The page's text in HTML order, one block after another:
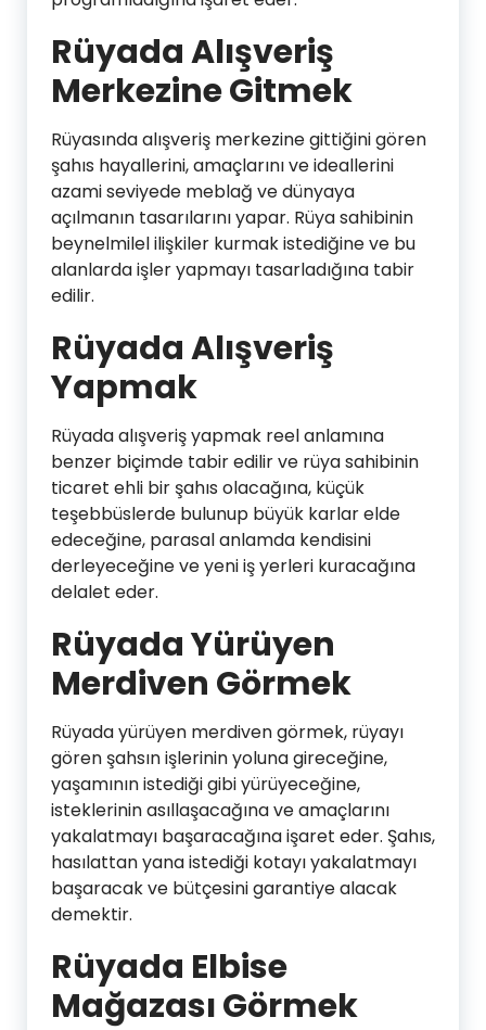
Rüyada Alışveriş
Merkezine Gitmek
Rüyasında alışveriş merkezine gittiğini gören
şahıs hayallerini, amaçlarını ve ideallerini
azami seviyede meblağ ve dünyaya
açılmanın tasarılarını yapar. Rüya sahibinin
beynelmilel ilişkiler kurmak istediğine ve bu
alanlarda işler yapmayı tasarladığına tabir
edilir.
Rüyada Alışveriş
Yapmak
Rüyada alışveriş yapmak reel anlamına
benzer biçimde tabir edilir ve rüya sahibinin
ticaret ehli bir şahıs olacağına, küçük
teşebbüslerde bulunup büyük karlar elde
edeceğine, parasal anlamda kendisini
derleyeceğine ve yeni iş yerleri kuracağına
delalet eder.
Rüyada Yürüyen
Merdiven Görmek
Rüyada yürüyen merdiven görmek, rüyayı
gören şahsın işlerinin yoluna gireceğine,
yaşamının istediği gibi yürüyeceğine,
isteklerinin asıllaşacağına ve amaçlarını
yakalatmayı başaracağına işaret eder. Şahıs,
hasılattan yana istediği kotayı yakalatmayı
başaracak ve bütçesini garantiye alacak
demektir.
Rüyada Elbise
Mağazası Görmek